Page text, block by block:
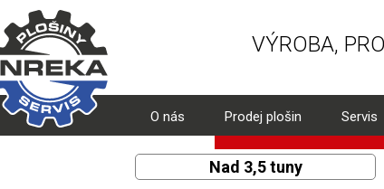
VÝROBA,
O nás Prodej plošin Servis
Nad 3,5 tuny